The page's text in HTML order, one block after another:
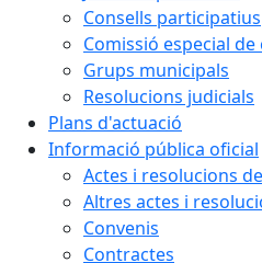
Consells participatius
Comissió especial
Grups municipals
Resolucions judicials
Plans d'actuació
Informació pública oficial
Actes i resolucions
Altres actes i
Convenis
Contractes